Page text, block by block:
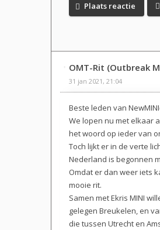
Plaats reactie
OMT-Rit (Outbreak
31 jan 2021, 21:04
Beste leden van
We lopen nu met elkaar
het woord op ieder van
Toch lijkt er in de verte
Nederland is begonnen
Omdat er dan weer iets
mooie rit.
Samen met Ekris MINI
gelegen Breukelen, en
die tussen Utrecht en